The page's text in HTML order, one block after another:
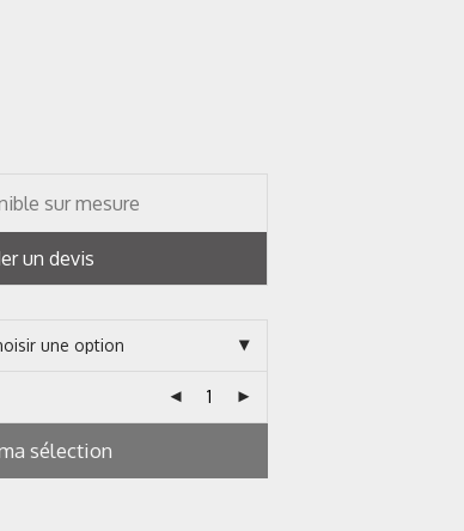
sur mesure
un devis
sélection